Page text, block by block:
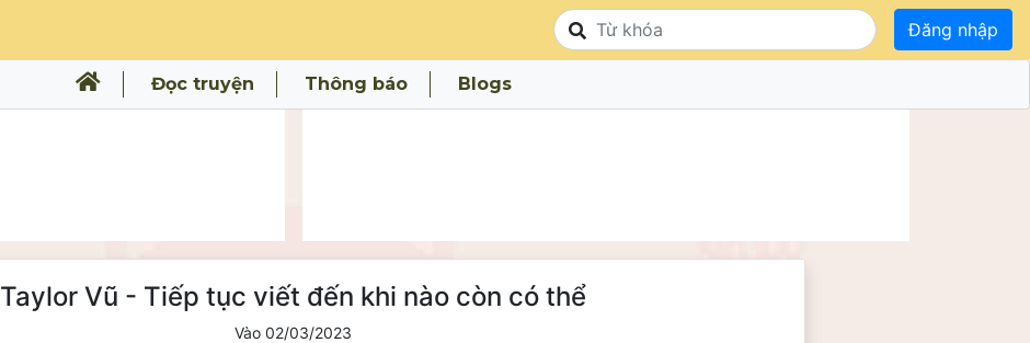
Đăng nhập
Đọc truyện Thông báo Blogs
Taylor Vũ - Tiếp tục viết đến khi nào còn có thể
Vào 02/03/2023